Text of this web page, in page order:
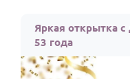
Открытки
Стихи и тексты
ОТЗЫВЫ
Яркая открытка
53 года